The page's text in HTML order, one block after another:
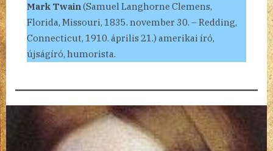
Mark Twain(Samuel Langhorne Clemens,
Florida, Missouri, 1835. november 30. – Redding,
Connecticut, 1910. április 21.) amerikai író,
újságíró, humorista.